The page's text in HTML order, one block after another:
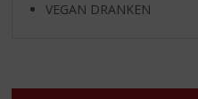
VEGAN DRANKEN